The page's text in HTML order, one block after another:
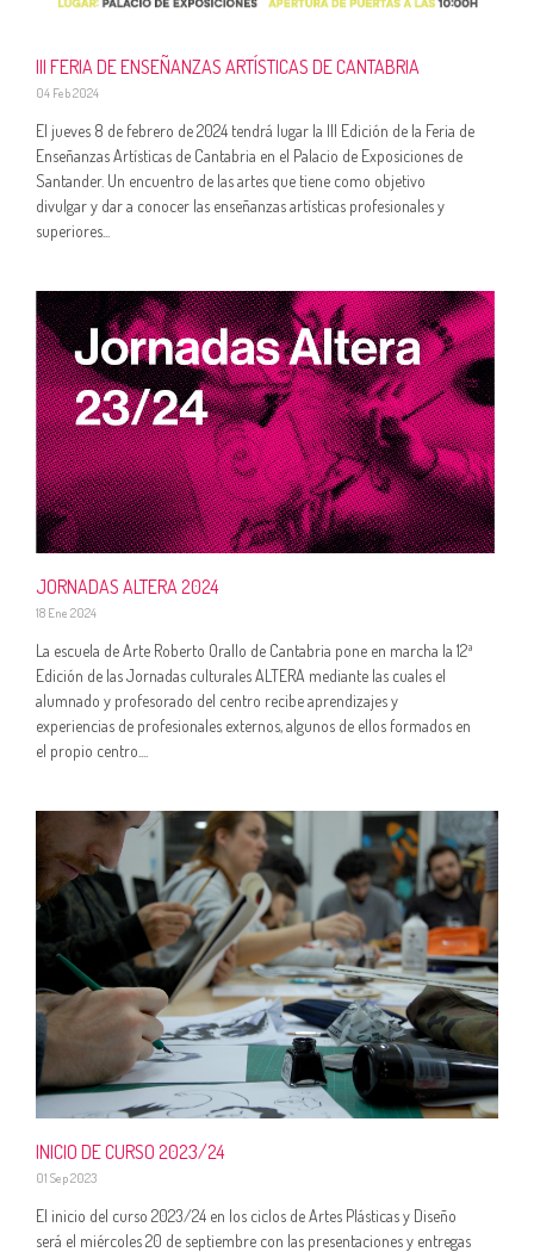
III FERIA DE ENSEÑANZAS ARTÍSTICAS DE CANTABRIA
04 Feb 2024
El jueves 8 de febrero de 2024 tendrá lugar la III Edición de la Feria de
Enseñanzas Artísticas de Cantabria en el Palacio de Exposiciones de
Santander. Un encuentro de las artes que tiene como objetivo
divulgar y dar a conocer las enseñanzas artísticas profesionales y
superiores...
JORNADAS ALTERA 2024
18 Ene 2024
La escuela de Arte Roberto Orallo de Cantabria pone en marcha la 12ª
Edición de las Jornadas culturales ALTERA mediante las cuales el
alumnado y profesorado del centro recibe aprendizajes y
experiencias de profesionales externos, algunos de ellos formados en
el propio centro....
INICIO DE CURSO 2023/24
01 Sep 2023
El inicio del curso 2023/24 en los ciclos de Artes Plásticas y Diseño
será el miércoles 20 de septiembre con las presentaciones y entregas